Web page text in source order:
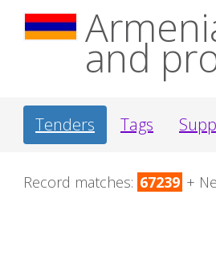
and
Tenders Tags
Record matches: 67239 +